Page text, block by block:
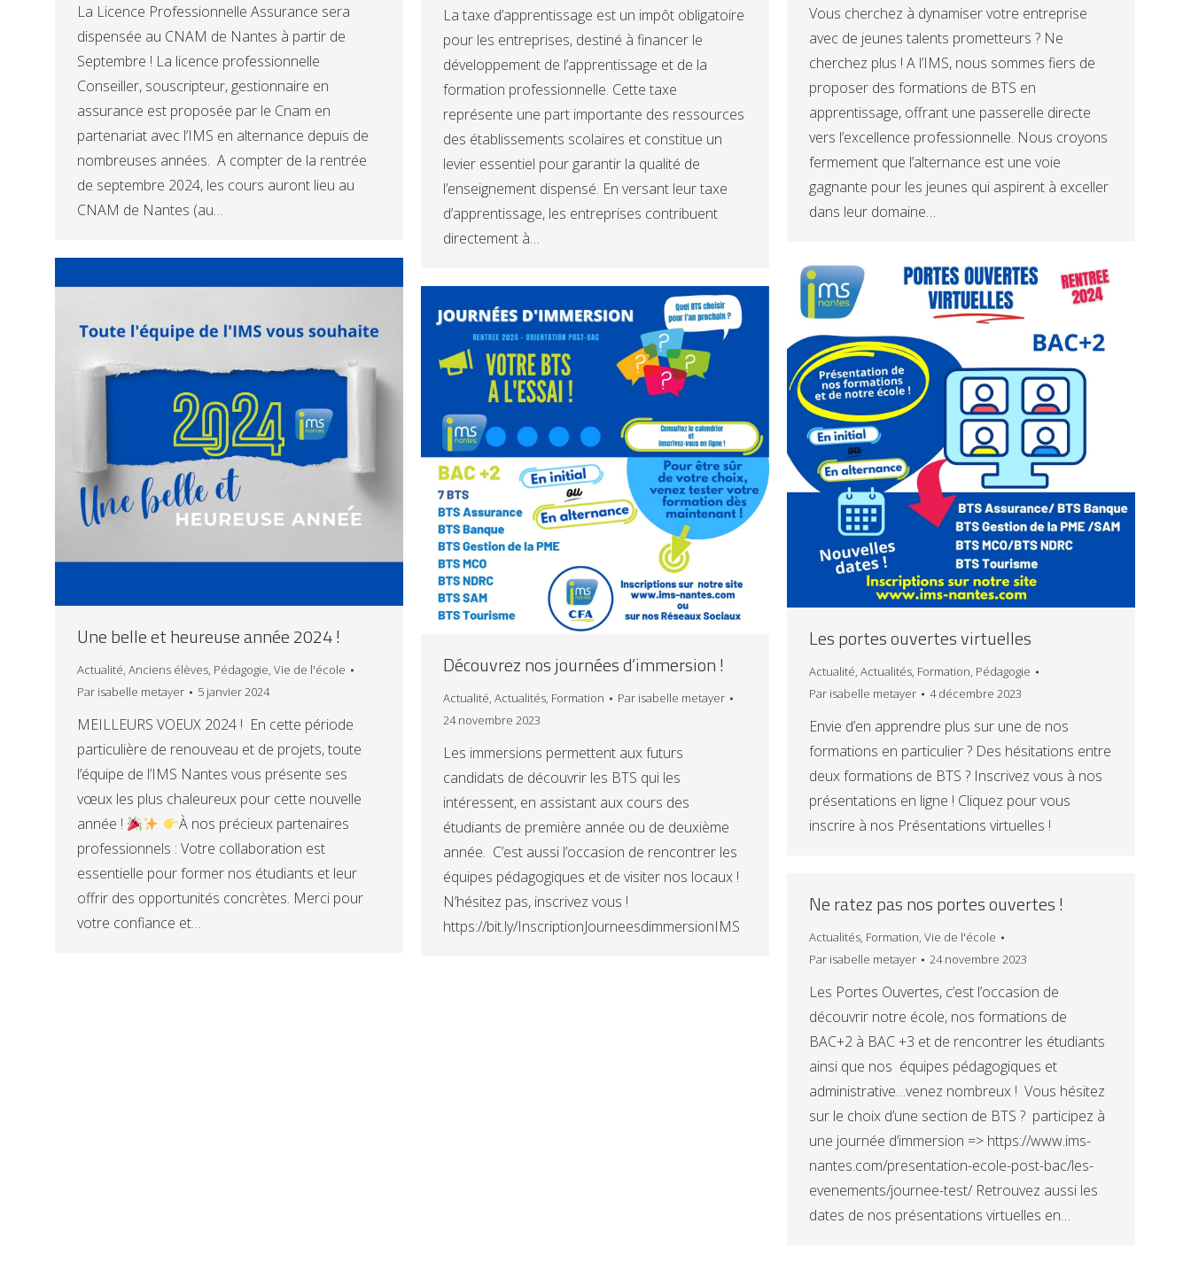
Vous cherchez à dynamiser votre entreprise
avec de jeunes talents prometteurs ? Ne
cherchez plus ! A l’IMS, nous sommes fiers de
proposer des formations de BTS en
apprentissage, offrant une passerelle directe
vers l’excellence professionnelle. Nous croyons
fermement que l’alternance est une voie
gagnante pour les jeunes qui aspirent à exceller
dans leur domaine…
La taxe d’apprentissage est un impôt obligatoire
pour les entreprises, destiné à financer le
développement de l’apprentissage et de la
formation professionnelle. Cette taxe
représente une part importante des ressources
des établissements scolaires et constitue un
levier essentiel pour garantir la qualité de
l’enseignement dispensé. En versant leur taxe
d’apprentissage, les entreprises contribuent
directement à…
La Licence Professionnelle Assurance sera
dispensée au CNAM de Nantes à partir de
Septembre ! La licence professionnelle
Conseiller, souscripteur, gestionnaire en
assurance est proposée par le Cnam en
partenariat avec l’IMS en alternance depuis de
nombreuses années. A compter de la rentrée
de septembre 2024, les cours auront lieu au
CNAM de Nantes (au…
Une belle et heureuse année 2024 !
Actualité, Anciens élèves, Pédagogie, Vie de l'école
Par isabelle metayer 5 janvier 2024
MEILLEURS VOEUX 2024 ! En cette période
particulière de renouveau et de projets, toute
l’équipe de l’IMS Nantes vous présente ses
vœux les plus chaleureux pour cette nouvelle
année !
À nos précieux partenaires
professionnels : Votre collaboration est
essentielle pour former nos étudiants et leur
offrir des opportunités concrètes. Merci pour
votre confiance et…
Les portes ouvertes virtuelles
Actualité, Actualités, Formation, Pédagogie
Par isabelle metayer 4 décembre 2023
Envie d’en apprendre plus sur une de nos
formations en particulier ? Des hésitations entre
deux formations de BTS ? Inscrivez vous à nos
présentations en ligne ! Cliquez pour vous
inscrire à nos Présentations virtuelles !
Découvrez nos journées d’immersion !
Actualité, Actualités, Formation Par isabelle metayer
24 novembre 2023
Les immersions permettent aux futurs
candidats de découvrir les BTS qui les
intéressent, en assistant aux cours des
étudiants de première année ou de deuxième
année. C’est aussi l’occasion de rencontrer les
équipes pédagogiques et de visiter nos locaux !
N’hésitez pas, inscrivez vous !
https://bit.ly/InscriptionJourneesdimmersionIMS
Ne ratez pas nos portes ouvertes !
Actualités, Formation, Vie de l'école
Par isabelle metayer 24 novembre 2023
Les Portes Ouvertes, c’est l’occasion de
découvrir notre école, nos formations de
BAC+2 à BAC +3 et de rencontrer les étudiants
ainsi que nos équipes pédagogiques et
administrative…venez nombreux ! Vous hésitez
sur le choix d’une section de BTS ? participez à
une journée d’immersion => https://www.ims-
nantes.com/presentation-ecole-post-bac/les-
evenements/journee-test/ Retrouvez aussi les
dates de nos présentations virtuelles en…